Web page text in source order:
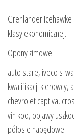
Grenlander
klasy ekonomicznej.
Opony zimowe
auto stare, iveco s-
kwalifikacji kierowcy,
chevrolet captiva,
vin kod, objawy
półosie napędowe